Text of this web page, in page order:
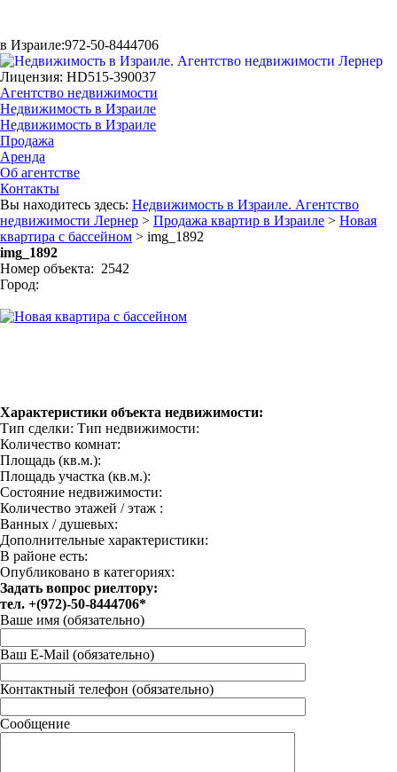
в Израиле:972-50-8444706
Лицензия: HD515-390037
Агентство недвижимости
Недвижимость в Израиле
Недвижимость в Израиле
Продажа
Аренда
Об агентстве
Контакты
Вы находитесь здесь: Недвижимость в Израиле. Агентство
недвижимости Лернер > Продажа квартир в Израиле > Новая
квартира с бассейном > img_1892
img_1892
Номер объекта: 2542
Город:
Характеристики объекта недвижимости:
Тип сделки: Тип недвижимости:
Количество комнат:
Площадь (кв.м.):
Площадь участка (кв.м.):
Состояние недвижимости:
Количество этажей / этаж :
Ванных / душевых:
Дополнительные характеристики:
В районе есть:
Опубликовано в категориях:
Задать вопрос риелтору:
тел. +(972)-50-8444706*
Ваше имя (обязательно)
Ваш E-Mail (обязательно)
Контактный телефон (обязательно)
Сообщение